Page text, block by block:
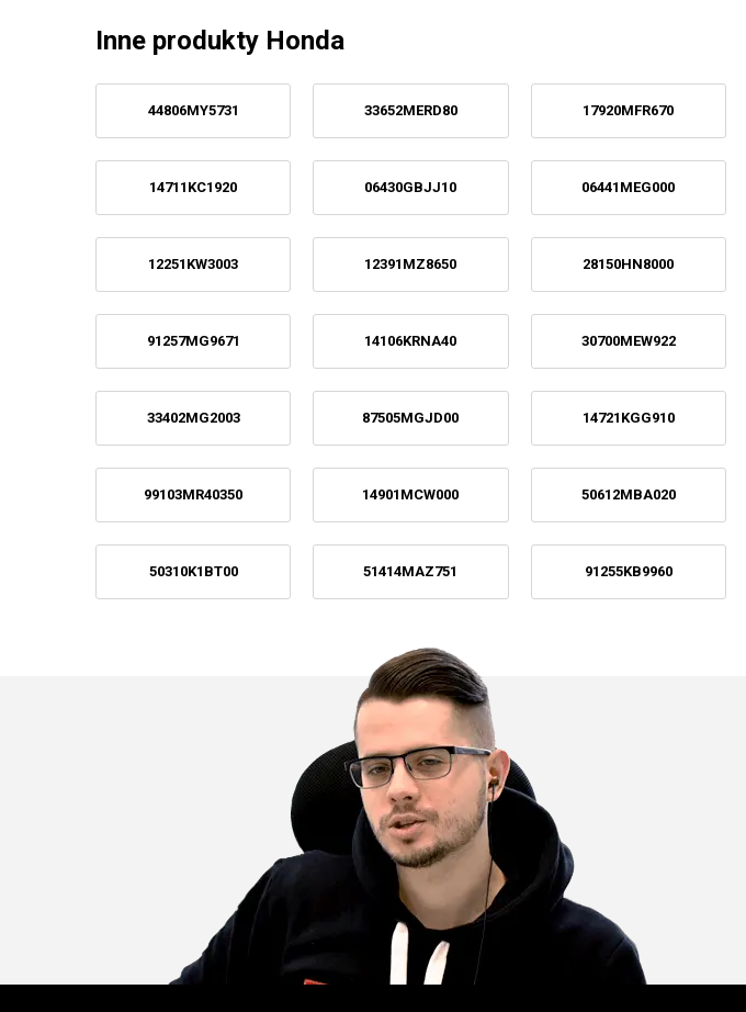
Inne produkty Honda
44806MY5731 33652MERD80 17920MFR670
14711KC1920 06430GBJJ10 06441MEG000
12251KW3003 12391MZ8650 28150HN8000
91257MG9671 14106KRNA40 30700MEW922
33402MG2003 87505MGJD00 14721KGG910
99103MR40350 14901MCW000 50612MBA020
50310K1BT00 51414MAZ751 91255KB9960